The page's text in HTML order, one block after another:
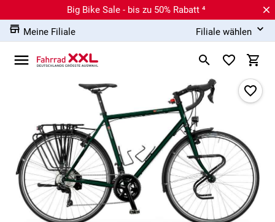
Big Bike Sale - bis zu 50% Rabatt ⁴
Meine Filiale
Filiale wählen